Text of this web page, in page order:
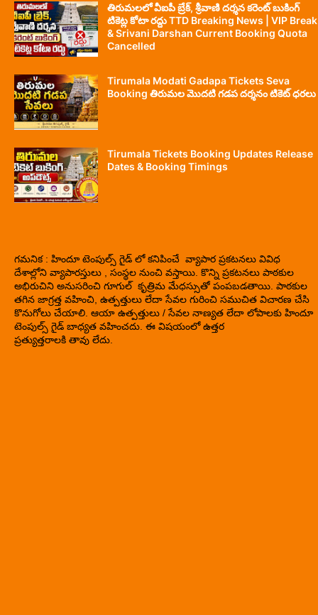
తిరుమలలో వీఐపీ బ్రేక్, శ్రీవాణి దర్శన కరెంట్ బుకింగ్
టికెట్ల కోటా రద్దు TTD Breaking News | VIP Break
& Srivani Darshan Current Booking Quota
Cancelled
Tirumala Modati Gadapa Tickets Seva
Booking తిరుమల మొదటి గడప దర్శనం టికెట్ ధరలు
Tirumala Tickets Booking Updates Release
Dates & Booking Timings
గమనిక : హిందూ టెంపుల్స్ గైడ్ లో కనిపించే వ్యాపార ప్రకటనలు వివిధ
దేశాల్లోని వ్యాపారస్తులు , సంస్థల నుంచి వస్తాయి. కొన్ని ప్రకటనలు పాఠకుల
అభిరుచిని అనుసరించి గూగుల్ కృత్రిమ మేధస్సుతో పంపబడతాయి. పాఠకుల
తగిన జాగ్రత్త వహించి, ఉత్పత్తులు లేదా సేవల గురించి సముచిత విచారణ చేసి
కొనుగోలు చేయాలి. ఆయా ఉత్పత్తులు / సేవల నాణ్యత లేదా లోపాలకు హిందూ
టెంపుల్స్ గైడ్ బాధ్యత వహించదు. ఈ విషయంలో ఉత్తర
ప్రత్యుత్తరాలకి తావు లేదు.